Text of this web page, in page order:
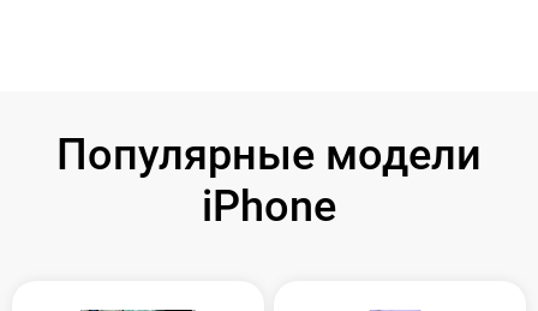
Популярные модели
iPhone